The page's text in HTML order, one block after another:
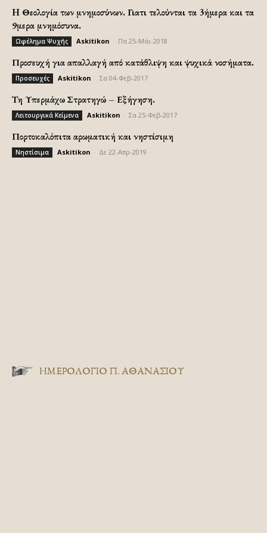
H Θεολογία των μνημοσύνων. Γιατι τελούνται τα 3ήμερα και τα
9μερα μνημόσυνα.
Ωφέλημα Ψυχής Askitikon Πα 25-Μάι-2018
Προσευχή για απαλλαγή από κατάθλιψη και ψυχικά νοσήματα.
Προσευχές Askitikon Σα 04-Φεβ-2017
Τη Υπερμάχω Στρατηγώ – Εξήγηση.
Λειτουργικά Κείμενα Askitikon Σα 25-Φεβ-2017
Πορτοκαλόπιτα αρωματική και νηστίσιμη
Νηστίσιμα Askitikon Δε 22-Απρ-2019
ΗΜΕΡΟΛΟΓΙΟ Π. ΑΘΑΝΑΣΙΟΥ